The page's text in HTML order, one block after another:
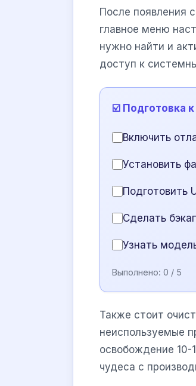
После появления
главное меню
нужно найти и
доступ к
☑️ Подготовка
Включить
Установить
Подготовить
Сделать
Узнать
Выполнено: 0 / 5
Также стоит
неиспользуемые
освобождение 10-
чудеса с